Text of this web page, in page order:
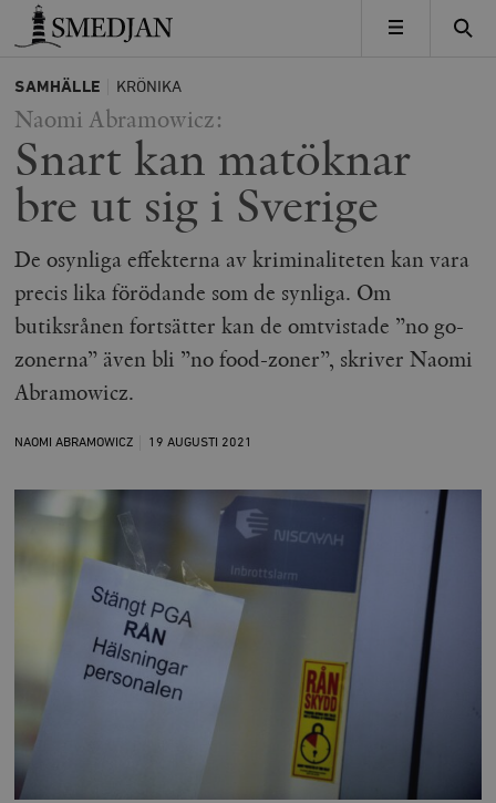
Timbro
MENY
SAMHÄLLE KRÖNIKA
Naomi Abramowicz:
Snart kan matöknar
bre ut sig i Sverige
De osynliga effekterna av kriminaliteten kan vara
precis lika förödande som de synliga. Om
butiksrånen fortsätter kan de omtvistade ”no go-
zonerna” även bli ”no food-zoner”, skriver Naomi
Abramowicz.
NAOMI ABRAMOWICZ 19 AUGUSTI 2021